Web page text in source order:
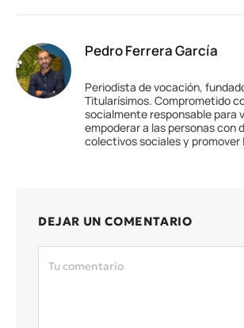
Pedro Ferrera García
Periodista de vocación,
Titularísimos. Comprometido
socialmente responsable para
empoderar a las personas con
colectivos sociales y promover
DEJAR UN COMENTARIO